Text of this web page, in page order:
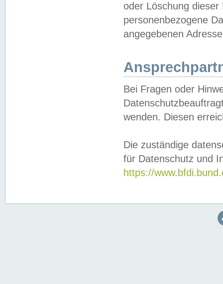
oder Löschung
personenbezogene
angegebenen
Bei Fragen oder
wenden. Diesen
Die zuständige
für Datenschutz und
https://